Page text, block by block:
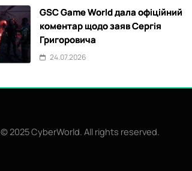
GSC Game World дала офіційний
коментар щодо заяв Сергія
Григоровича
24.07.2026
© 2025 CyberWorld. All rights reserved.